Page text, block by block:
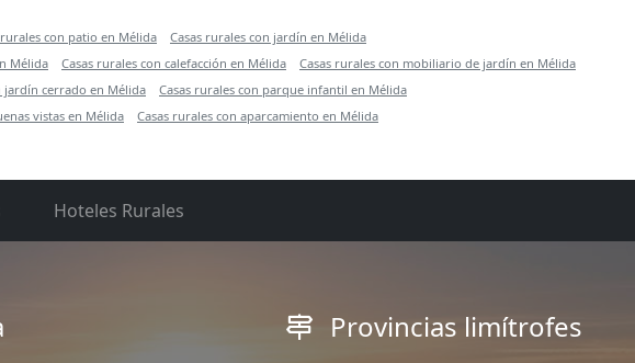
rurales con patio en Mélida
Casas rurales con jardín en Mélida
Mélida Casas rurales con calefacción en Mélida
Casas rurales con mobiliario de jardín en Mélida
jardín cerrado en Mélida
Casas rurales con parque infantil en Mélida
vistas en Mélida Casas rurales con aparcamiento en Mélida
Hoteles Rurales
Provincias limítrofes